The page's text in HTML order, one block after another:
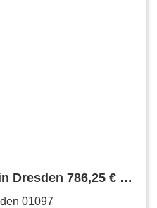
Dresden 786,25 € 63
01097